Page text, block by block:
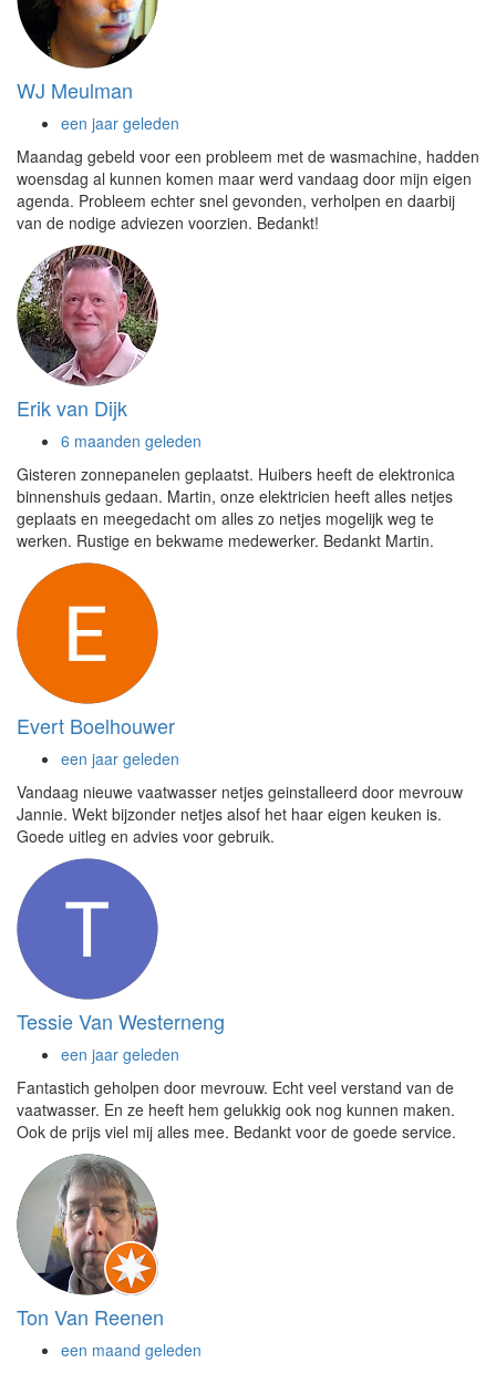
WJ Meulman
een jaar geleden
Maandag gebeld voor een probleem met de wasmachine, hadden
woensdag al kunnen komen maar werd vandaag door mijn eigen
agenda. Probleem echter snel gevonden, verholpen en daarbij
van de nodige adviezen voorzien. Bedankt!
Erik van Dijk
6 maanden geleden
Gisteren zonnepanelen geplaatst. Huibers heeft de elektronica
binnenshuis gedaan. Martin, onze elektricien heeft alles netjes
geplaats en meegedacht om alles zo netjes mogelijk weg te
werken. Rustige en bekwame medewerker. Bedankt Martin.
Evert Boelhouwer
een jaar geleden
Vandaag nieuwe vaatwasser netjes geinstalleerd door mevrouw
Jannie. Wekt bijzonder netjes alsof het haar eigen keuken is.
Goede uitleg en advies voor gebruik.
Tessie Van Westerneng
een jaar geleden
Fantastich geholpen door mevrouw. Echt veel verstand van de
vaatwasser. En ze heeft hem gelukkig ook nog kunnen maken.
Ook de prijs viel mij alles mee. Bedankt voor de goede service.
Ton Van Reenen
een maand geleden